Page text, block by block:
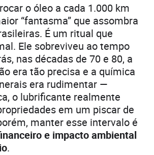
o óleo a cada 1.000 km
“fantasma” que assombra
É um ritual que
Ele sobreviveu ao tempo
nas décadas de 70 e 80, a
era tão precisa e a química
era rudimentar —
o lubrificante realmente
em um piscar de
manter esse intervalo é
e impacto ambiental
.